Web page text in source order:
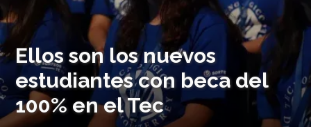
Ellos son los nuevos
estudiantes con beca del
100% en el Tec